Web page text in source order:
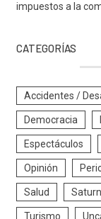
impuestos a la
CATEGORÍAS
Accidentes /
Democracia
Espectáculos
Opinión
Salud
Turismo